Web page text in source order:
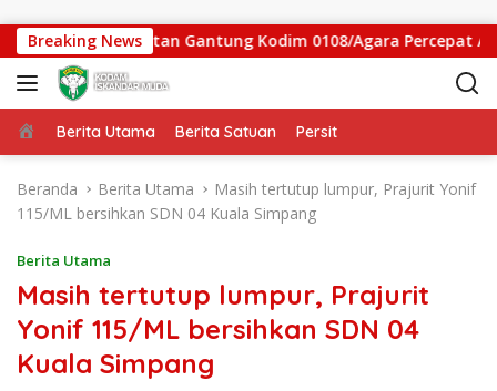
Breaking News
Jembatan Gantung Kodim 0108/Agara Percepat Akses
Beranda
Berita Utama Berita Satuan Persit
Beranda Berita Utama
Masih tertutup lumpur, Prajurit Yonif
115/ML bersihkan SDN 04 Kuala Simpang
Berita Utama
Masih tertutup lumpur, Prajurit
Yonif 115/ML bersihkan SDN 04
Kuala Simpang